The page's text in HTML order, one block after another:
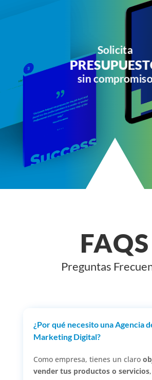
Solicita
sin
FAQS
Preguntas
¿Por qué necesito una Agencia
Marketing Digital?
Como empresa, tienes un claro
vender tus productos o servicios